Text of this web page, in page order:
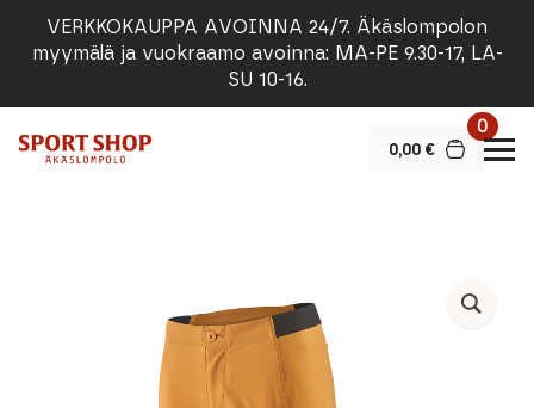
VERKKOKAUPPA AVOINNA 24/7. Äkäslompolon
myymälä ja vuokraamo avoinna: MA-PE 9.30-17, LA-
SU 10-16.
0,00 €
0